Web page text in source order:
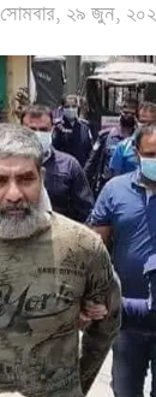
সোমবার, ২৯ জুন,